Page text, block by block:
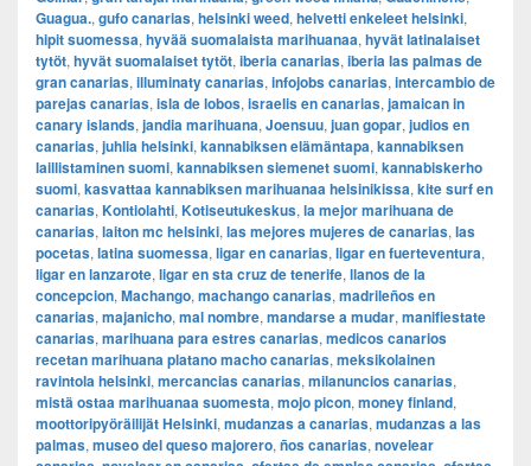
Guagua., gufo canarias, helsinki weed, helvetti enkeleet helsinki,
hipit suomessa, hyvää suomalaista marihuanaa, hyvät latinalaiset
tytöt, hyvät suomalaiset tytöt, iberia canarias, iberia las palmas de
gran canarias, illuminaty canarias, infojobs canarias, intercambio de
parejas canarias, isla de lobos, israelis en canarias, jamaican in
canary islands, jandia marihuana, Joensuu, juan gopar, judios en
canarias, juhlia helsinki, kannabiksen elämäntapa, kannabiksen
laillistaminen suomi, kannabiksen siemenet suomi, kannabiskerho
suomi, kasvattaa kannabiksen marihuanaa helsinikissa, kite surf en
canarias, Kontiolahti, Kotiseutukeskus, la mejor marihuana de
canarias, laiton mc helsinki, las mejores mujeres de canarias, las
pocetas, latina suomessa, ligar en canarias, ligar en fuerteventura,
ligar en lanzarote, ligar en sta cruz de tenerife, llanos de la
concepcion, Machango, machango canarias, madrileños en
canarias, majanicho, mal nombre, mandarse a mudar, manifiestate
canarias, marihuana para estres canarias, medicos canarios
recetan marihuana platano macho canarias, meksikolainen
ravintola helsinki, mercancias canarias, milanuncios canarias,
mistä ostaa marihuanaa suomesta, mojo picon, money finland,
moottoripyöräilijät Helsinki, mudanzas a canarias, mudanzas a las
palmas, museo del queso majorero, ños canarias, novelear